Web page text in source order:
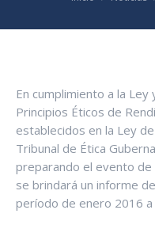
En cumplimiento a la
Principios Éticos de
establecidos en la Ley
Tribunal de Ética
preparando el evento de
se brindará un informe
período de enero 2016 a